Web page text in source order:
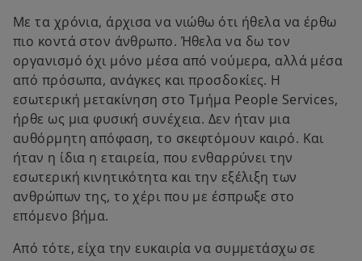
Με τα χρόνια, άρχισα να νιώθω ότι ήθελα να έρθω
πιο κοντά στον άνθρωπο. Ήθελα να δω τον
οργανισμό όχι μόνο μέσα από νούμερα, αλλά μέσα
από πρόσωπα, ανάγκες και προσδοκίες. Η
εσωτερική μετακίνηση στο Τμήμα People Services,
ήρθε ως μια φυσική συνέχεια. Δεν ήταν μια
αυθόρμητη απόφαση, το σκεφτόμουν καιρό. Και
ήταν η ίδια η εταιρεία, που ενθαρρύνει την
εσωτερική κινητικότητα και την εξέλιξη των
ανθρώπων της, το χέρι που με έσπρωξε στο
επόμενο βήμα.
Από τότε, είχα την ευκαιρία να συμμετάσχω σε